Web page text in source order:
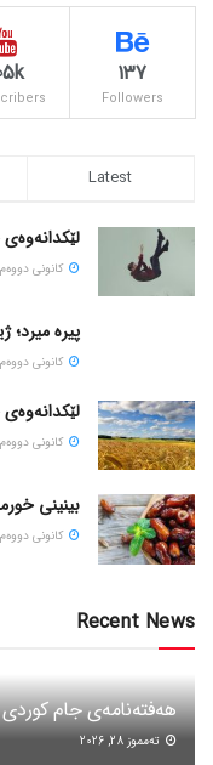
137
Followers
Latest
كانونی دووه‌م 19, 2025
پیره میرد؛
كانونی دووه‌م 16, 2025
كانونی دووه‌م 20, 2025
بینینی
كانونی دووه‌م 21, 2025
Recent News
هەفتەنامەی جام کوردی
ته‌مموز 28, 2026